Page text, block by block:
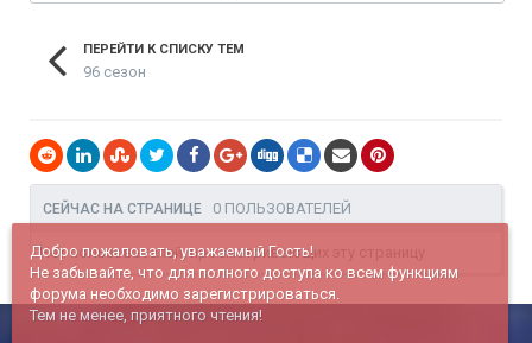
ПЕРЕЙТИ К СПИСКУ ТЕМ
96 сезон
СЕЙЧАС НА СТРАНИЦЕ 0 ПОЛЬЗОВАТЕЛЕЙ
Нет пользователей, просматривающих эту страницу
Добро пожаловать, уважаемый Гость!
Не забывайте, что для полного доступа ко всем функциям
форума необходимо зарегистрироваться.
Тем не менее, приятного чтения!